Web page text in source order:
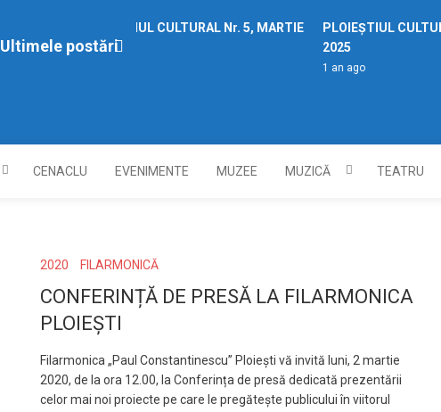
Ultimele postări
PLOIEȘTIUL CULTURAL Nr. 5, MARTIE
2025
PLOIEȘTIUL
2025
1 an ago
CENACLU EVENIMENTE MUZEE MUZICĂ TEATRU
2020 FILARMONICĂ
CONFERINȚĂ DE PRESĂ LA FILARMONICA
PLOIEȘTI
Filarmonica „Paul Constantinescu” Ploiești vă invită luni, 2 martie
2020, de la ora 12.00, la Conferința de presă dedicată prezentării
celor mai noi proiecte pe care le pregătește publicului în viitorul